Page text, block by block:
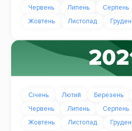
Червень
Липень Серпень
Жовтень
Листопад
Січень Лютий Березень
Червень
Липень Серпень
Жовтень
Листопад